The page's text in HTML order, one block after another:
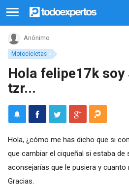
Motocicletas
Anónimo
Hola felipe17k soy
tzr...
Hola, ¿cómo me has dicho que si
que cambiar el ciqueñal si estaba de
aconsejarías que le pusiera y cuanto
Gracias.